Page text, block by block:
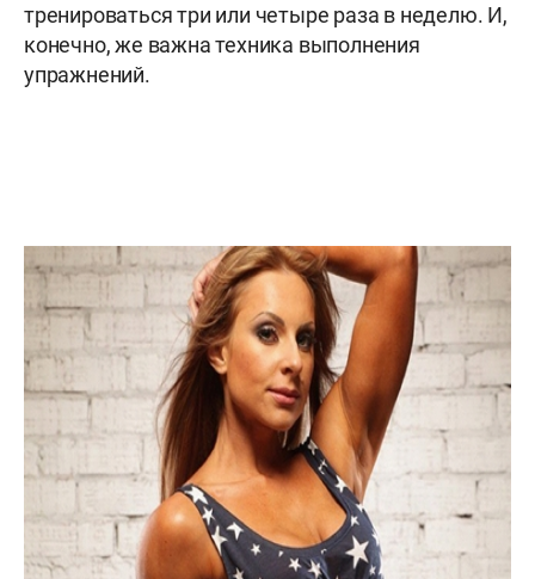
тренироваться три или четыре раза в неделю. И,
конечно, же важна техника выполнения
упражнений.